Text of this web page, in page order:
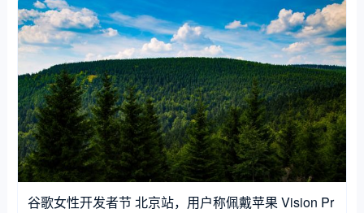
谷歌女性开发者节 北京站，用户称佩戴苹果 Vision Pr